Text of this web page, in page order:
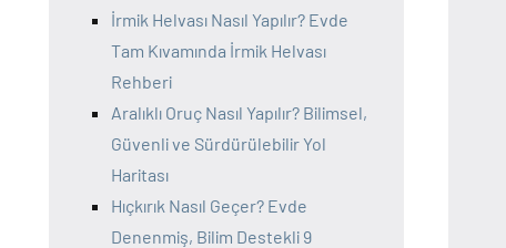
İrmik Helvası Nasıl Yapılır? Evde
Tam Kıvamında İrmik Helvası
Rehberi
Aralıklı Oruç Nasıl Yapılır? Bilimsel,
Güvenli ve Sürdürülebilir Yol
Haritası
Hıçkırık Nasıl Geçer? Evde
Denenmiş, Bilim Destekli 9